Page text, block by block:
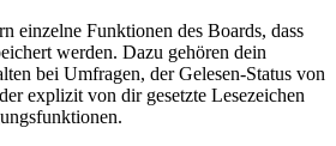
einzelne Funktionen des Boards, dass
werden. Dazu gehören dein
bei Umfragen, der Gelesen-Status von
explizit von dir gesetzte Lesezeichen